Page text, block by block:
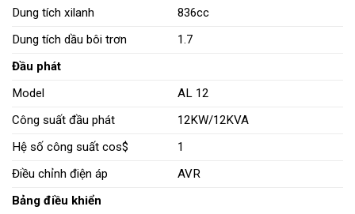
Dung tích xilanh
836cc
Dung tích dầu bôi trơn
1.7
Đầu phát
Model
AL 12
Công suất đầu phát
12KW/12KVA
Hệ số công suất cos$
1
Điều chỉnh điện áp
AVR
Bảng điều khiển